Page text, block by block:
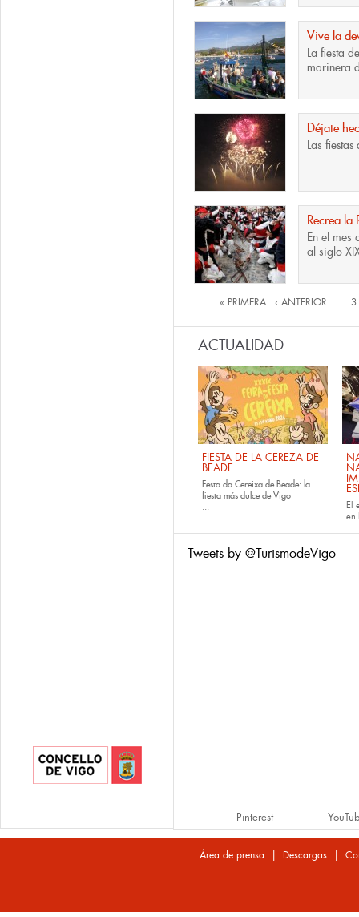
Vive la
La fiesta
marinera
Déjate
Las
Recrea la
En el
al siglo
Páginas« PRIMERA ‹ ANTERIOR … 3
ACTUALIDAD
FIESTA DE LA CEREZA DE
BEADE
Festa da Cereixa de Beade: la
fiesta más dulce de Vigo
...
El
en
Tweets by @TurismodeVigo
Pinterest
Área de prensa | Descargas|